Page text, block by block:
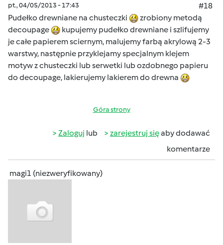
pt., 04/05/2013 - 17:43
#18
Pudełko drewniane na chusteczki
zrobiony metodą
decoupage
kupujemy pudełko drewniane i szlifujemy
je całe papierem sciernym, malujemy farbą akrylową 2-3
warstwy, następnie przyklejamy specjalnym klejem
motyw z chusteczki lub serwetki lub ozdobnego papieru
do decoupage, lakierujemy lakierem do drewna
Góra strony
Zaloguj lub zarejestruj sięaby dodawać
komentarze
magi1 (niezweryfikowany)